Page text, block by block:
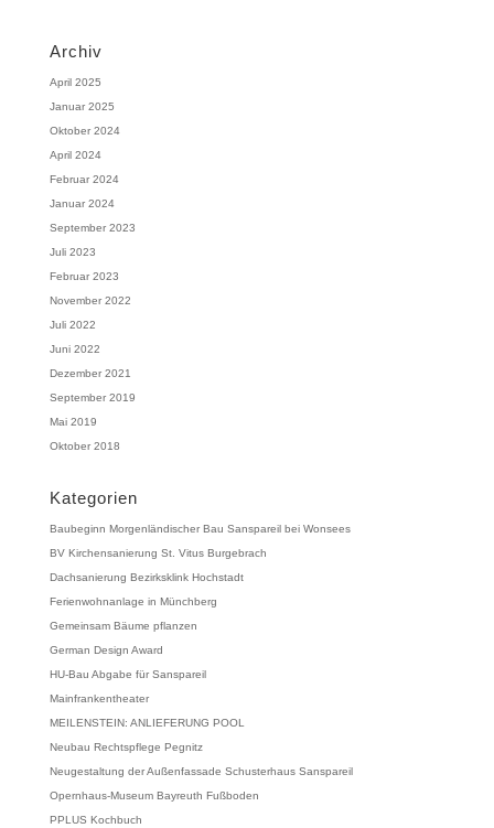
Archiv
April 2025
Januar 2025
Oktober 2024
April 2024
Februar 2024
Januar 2024
September 2023
Juli 2023
Februar 2023
November 2022
Juli 2022
Juni 2022
Dezember 2021
September 2019
Mai 2019
Oktober 2018
Kategorien
Baubeginn Morgenländischer Bau Sanspareil bei Wonsees
BV Kirchensanierung St. Vitus Burgebrach
Dachsanierung Bezirksklink Hochstadt
Ferienwohnanlage in Münchberg
Gemeinsam Bäume pflanzen
German Design Award
HU-Bau Abgabe für Sanspareil
Mainfrankentheater
MEILENSTEIN: ANLIEFERUNG POOL
Neubau Rechtspflege Pegnitz
Neugestaltung der Außenfassade Schusterhaus Sanspareil
Opernhaus-Museum Bayreuth Fußboden
PPLUS Kochbuch